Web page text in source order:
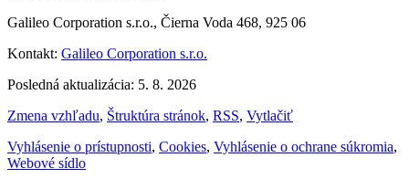
Galileo Corporation s.r.o., Čierna Voda 468, 925 06
Kontakt: Galileo Corporation s.r.o.
Posledná aktualizácia: 5. 8. 2026
Zmena vzhľadu, Štruktúra stránok, RSS, Vytlačiť
Vyhlásenie o prístupnosti, Cookies, Vyhlásenie o ochrane súkromia,
Webové sídlo